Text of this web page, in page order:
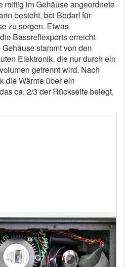
mittig im Gehäuse angeordnete
besteht, bei Bedarf für
zu sorgen. Etwas
Bassreflexports erreicht
stammt von den
Elektronik, die nur durch ein
getrennt wird. Nach
die Wärme über ein
ca. 2/3 der Rückseite belegt,